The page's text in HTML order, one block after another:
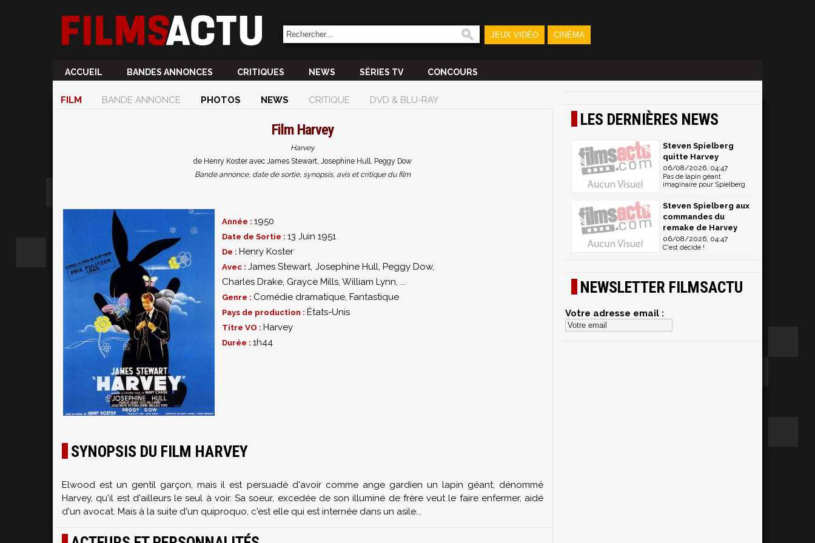
JEUX VIDÉO CINÉMA
ACCUEIL BANDES ANNONCES CRITIQUES NEWS SÉRIES TV CONCOURS
FILM BANDE ANNONCE PHOTOS NEWS CRITIQUE DVD & BLU-RAY
Film Harvey
Harvey
de Henry Koster avec James Stewart, Josephine Hull, Peggy Dow
Bande annonce, date de sortie, synopsis, avis et critique du film
Année : 1950
Date de Sortie : 13 Juin 1951
De : Henry Koster
Avec :James Stewart, Josephine Hull, Peggy Dow,
Charles Drake, Grayce Mills, William Lynn, ...
Genre : Comédie dramatique, Fantastique
Pays de production : États-Unis
Titre VO : Harvey
Durée : 1h44
SYNOPSIS DU FILM HARVEY
Elwood est un gentil garçon, mais il est persuadé d'avoir comme ange gardien un lapin géant, dénommé
Harvey, qu'il est d'ailleurs le seul à voir. Sa soeur, excedée de son illuminé de frère veut le faire enfermer, aidé
d'un avocat. Mais à la suite d'un quiproquo, c'est elle qui est internée dans un asile...
LES DERNIÈRES NEWS
Steven Spielberg
quitte Harvey
06/08/2026, 04:47
Pas de lapin géant
imaginaire pour Spielberg
Steven Spielberg aux
commandes du
remake de Harvey
06/08/2026, 04:47
C'est décidé !
NEWSLETTER FILMSACTU
Votre adresse email :